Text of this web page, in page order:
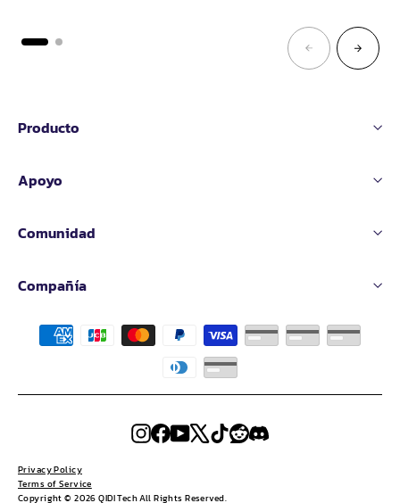
Producto
Apoyo
Comunidad
Compañía
Copyright © 2026 QIDI Tech All Rights Reserved.
Privacy Policy
Terms of Service
Instagram
FacebookYouTube
X TikTokRedditDiscord